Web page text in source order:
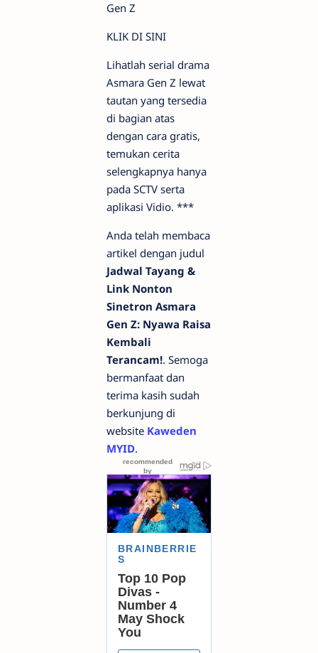
Gen Z
KLIK DI SINI
Lihatlah serial drama
Asmara Gen Z lewat
tautan yang tersedia
di bagian atas
dengan cara gratis,
temukan cerita
selengkapnya hanya
pada SCTV serta
aplikasi Vidio. ***
Anda telah membaca
artikel dengan judul
Jadwal Tayang &
Link Nonton
Sinetron Asmara
Gen Z: Nyawa Raisa
Kembali
Terancam!. Semoga
bermanfaat dan
terima kasih sudah
berkunjung di
website Kaweden
MYID.